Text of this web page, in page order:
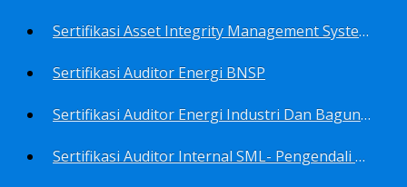
Sertifikasi Asset Integrity Management System BNSP
Sertifikasi Auditor Energi BNSP
Sertifikasi Auditor Energi Industri Dan Bagunan Gedung BNSP
Sertifikasi Auditor Internal SML- Pengendali Dan Penerapan SML- Perencana SML- Manajer SML- Pengendali Dokumen SML BNSP